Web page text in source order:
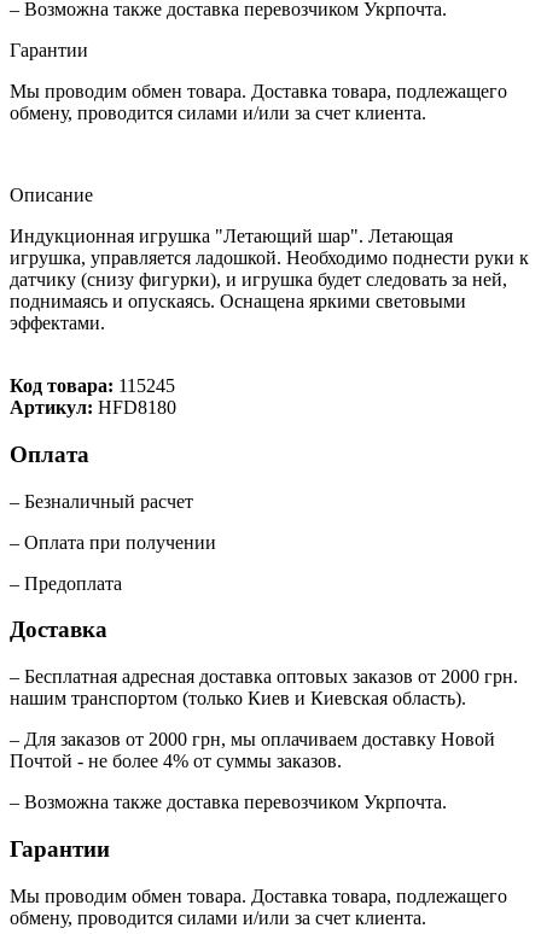
– Возможна также доставка перевозчиком Укрпочта.
Гарантии
Мы проводим обмен товара. Доставка товара, подлежащего
обмену, проводится силами и/или за счет клиента.
Описание
Индукционная игрушка "Летающий шар". Летающая
игрушка, управляется ладошкой. Необходимо поднести руки к
датчику (снизу фигурки), и игрушка будет следовать за ней,
поднимаясь и опускаясь. Оснащена яркими световыми
эффектами.
Код товара: 115245
Артикул: HFD8180
Оплата
– Безналичный расчет
– Оплата при получении
– Предоплата
Доставка
– Бесплатная адресная доставка оптовых заказов от 2000 грн.
нашим транспортом (только Киев и Киевская область).
– Для заказов от 2000 грн, мы оплачиваем доставку Новой
Почтой - не более 4% от суммы заказов.
– Возможна также доставка перевозчиком Укрпочта.
Гарантии
Мы проводим обмен товара. Доставка товара, подлежащего
обмену, проводится силами и/или за счет клиента.